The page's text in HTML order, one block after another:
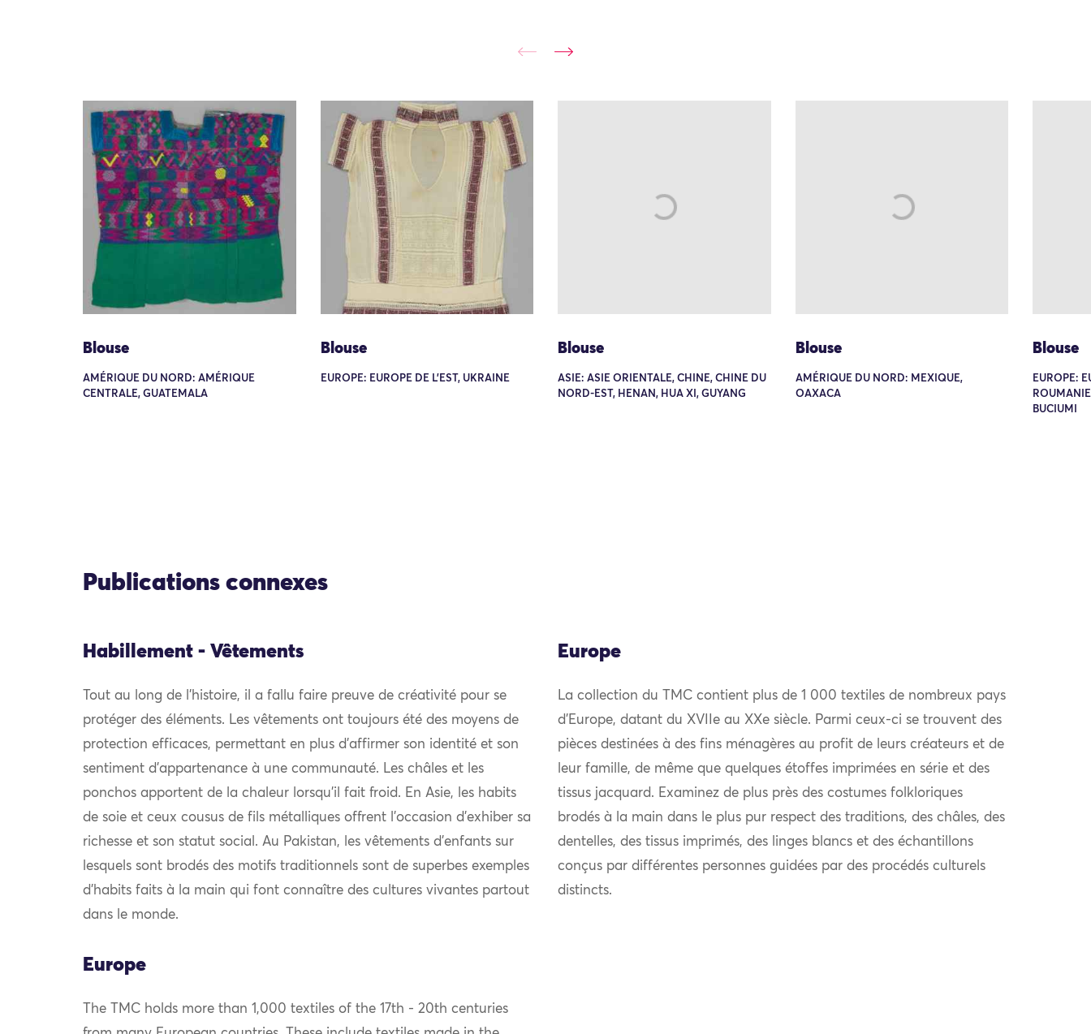
Blouse
AMÉRIQUE DU NORD: AMÉRIQUE
CENTRALE, GUATEMALA
Blouse
EUROPE: EUROPE DE L'EST, UKRAINE
Blouse
ASIE: ASIE ORIENTALE, CHINE, CHINE DU
NORD-EST, HENAN, HUA XI, GUYANG
Blouse
AMÉRIQUE DU NORD: MEXIQUE,
OAXACA
Blouse
EUROPE:
BUCIUMI
Publications connexes
Habillement - Vêtements
Tout au long de l’histoire, il a fallu faire preuve de créativité pour se
protéger des éléments. Les vêtements ont toujours été des moyens de
protection efficaces, permettant en plus d’affirmer son identité et son
sentiment d’appartenance à une communauté. Les châles et les
ponchos apportent de la chaleur lorsqu’il fait froid. En Asie, les habits
de soie et ceux cousus de fils métalliques offrent l’occasion d’exhiber sa
richesse et son statut social. Au Pakistan, les vêtements d’enfants sur
lesquels sont brodés des motifs traditionnels sont de superbes exemples
d’habits faits à la main qui font connaître des cultures vivantes partout
dans le monde.
Europe
La collection du TMC contient plus de 1 000 textiles de nombreux pays
d’Europe, datant du XVIIe au XXe siècle. Parmi ceux-ci se trouvent des
pièces destinées à des fins ménagères au profit de leurs créateurs et de
leur famille, de même que quelques étoffes imprimées en série et des
tissus jacquard. Examinez de plus près des costumes folkloriques
brodés à la main dans le plus pur respect des traditions, des châles, des
dentelles, des tissus imprimés, des linges blancs et des échantillons
conçus par différentes personnes guidées par des procédés culturels
distincts.
Europe
The TMC holds more than 1,000 textiles of the 17th - 20th centuries